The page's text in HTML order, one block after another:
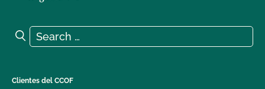
Search for:
Search
Clientes del CCOF